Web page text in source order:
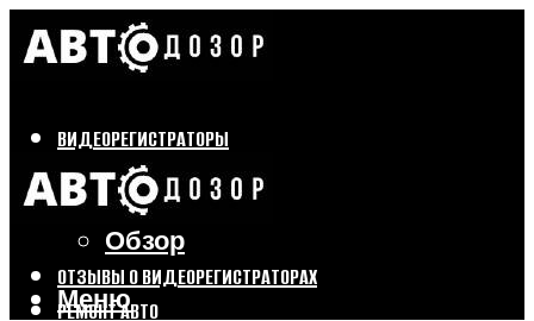
ВИДЕОРЕГИСТРАТОРЫ
Бренды
Выбор
Обзор
ОТЗЫВЫ О ВИДЕОРЕГИСТРАТОРАХ
РЕМОНТ АВТО
Меню